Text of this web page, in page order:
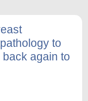
to
again to